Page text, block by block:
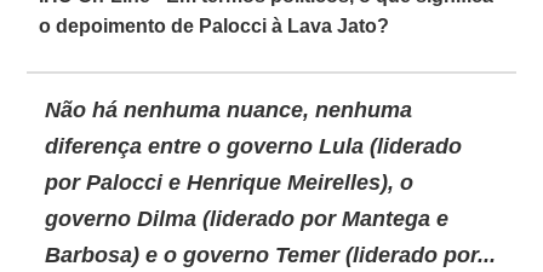
o depoimento de Palocci à Lava Jato?
Não há nenhuma nuance, nenhuma
diferença entre o governo Lula (liderado
por Palocci e Henrique Meirelles), o
governo Dilma (liderado por Mantega e
Barbosa) e o governo Temer (liderado por...